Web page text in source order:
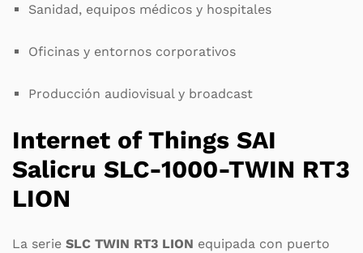
Sanidad, equipos médicos y hospitales
Oficinas y entornos corporativos
Producción audiovisual y broadcast
Internet of Things SAI
Salicru SLC-1000-TWIN RT3
LION
La serie SLC TWIN RT3 LION equipada con puerto